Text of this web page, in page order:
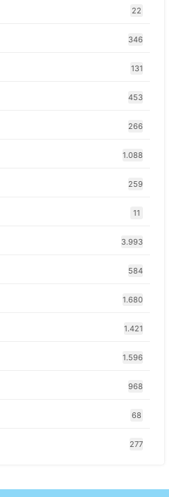
22
346
131
453
266
1.088
259
11
3.993
584
1.680
1.421
1.596
968
68
277